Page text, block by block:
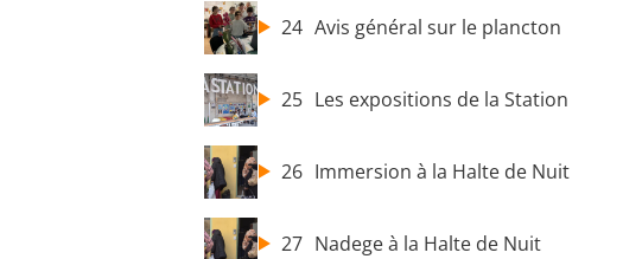
24 Avis général sur le plancton
25 Les expositions de la Station
26 Immersion à la Halte de Nuit
27 Nadege à la Halte de Nuit